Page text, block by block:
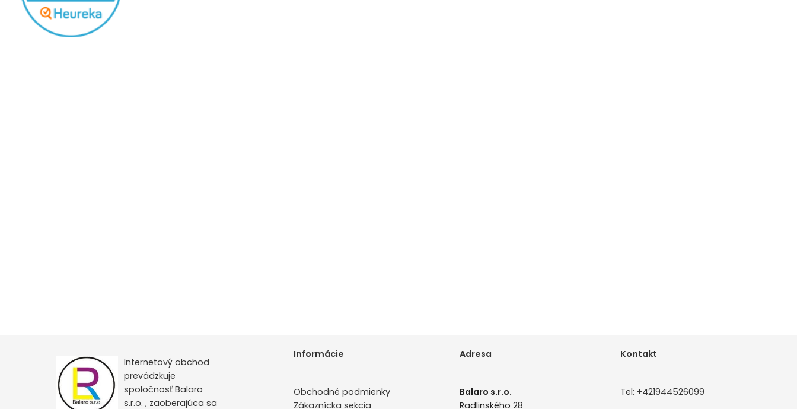
Internetový obchod
prevádzkuje
spoločnosť Balaro
s.r.o. , zaoberajúca sa
Informácie
Obchodné podmienky
Zákaznícka sekcia
Adresa
Balaro s.r.o.
Radlinského 28
Kontakt
Tel: +421944526099